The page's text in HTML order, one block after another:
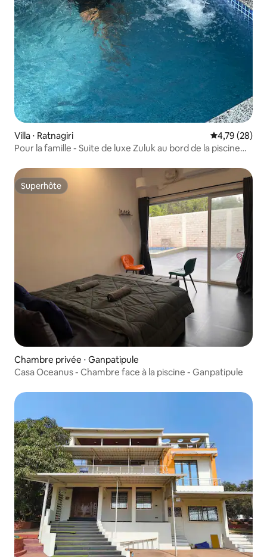
Villa ⋅ Ratnagiri Évaluation
4,79 (28)
Pour la famille - Suite de luxe Zuluk au bord de la piscine
Superhôte
Superhôte
Chambre privée ⋅ Ganpatipule
Casa Oceanus - Chambre face à la piscine - Ganpatipule